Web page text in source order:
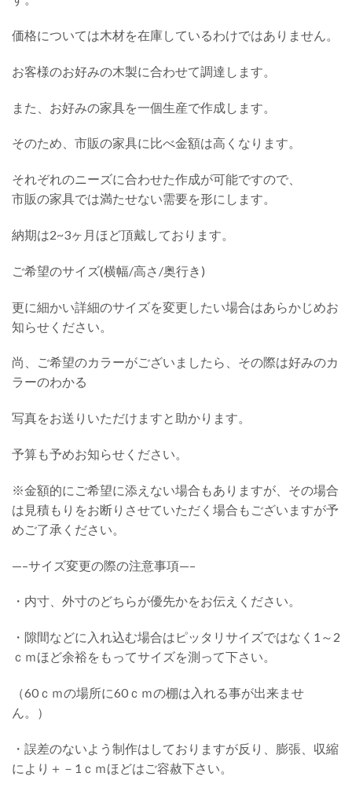
価格については木材を在庫しているわけではありません。
お客様のお好みの木製に合わせて調達します。
また、お好みの家具を一個生産で作成します。
そのため、市販の家具に比べ金額は高くなります。
それぞれのニーズに合わせた作成が可能ですので、
市販の家具では満たせない需要を形にします。
納期は2~3ヶ月ほど頂戴しております。
ご希望のサイズ(横幅/高さ/奥行き)
更に細かい詳細のサイズを変更したい場合はあらかじめお
知らせください。
尚、ご希望のカラーがございましたら、その際は好みのカ
ラーのわかる
写真をお送りいただけますと助かります。
予算も予めお知らせください。
※金額的にご希望に添えない場合もありますが、その場合
は見積もりをお断りさせていただく場合もございますが予
めご了承ください。
—–サイズ変更の際の注意事項—–
・内寸、外寸のどちらが優先かをお伝えください。
・隙間などに入れ込む場合はピッタリサイズではなく1～2
ｃｍほど余裕をもってサイズを測って下さい。
（60ｃｍの場所に60ｃｍの棚は入れる事が出来ませ
ん。）
・誤差のないよう制作はしておりますが反り、膨張、収縮
により＋－1ｃｍほどはご容赦下さい。